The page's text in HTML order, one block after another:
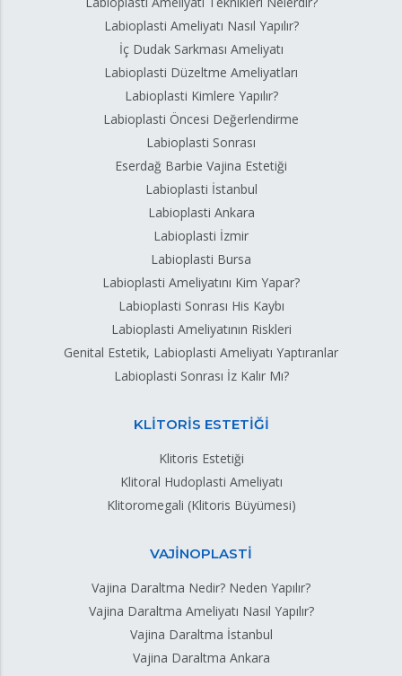
Labioplasti Ameliyatı Nasıl Yapılır?
İç Dudak Sarkması Ameliyatı
Labioplasti Düzeltme Ameliyatları
Labioplasti Kimlere Yapılır?
Labioplasti Öncesi Değerlendirme
Labioplasti Sonrası
Eserdağ Barbie Vajina Estetiği
Labioplasti İstanbul
Labioplasti Ankara
Labioplasti İzmir
Labioplasti Bursa
Labioplasti Ameliyatını Kim Yapar?
Labioplasti Sonrası His Kaybı
Labioplasti Ameliyatının Riskleri
Genital Estetik, Labioplasti Ameliyatı Yaptıranlar
Labioplasti Sonrası İz Kalır Mı?
KLİTORİS ESTETİĞİ
Klitoris Estetiği
Klitoral Hudoplasti Ameliyatı
Klitoromegali (Klitoris Büyümesi)
VAJİNOPLASTİ
Vajina Daraltma Nedir? Neden Yapılır?
Vajina Daraltma Ameliyatı Nasıl Yapılır?
Vajina Daraltma İstanbul
Vajina Daraltma Ankara